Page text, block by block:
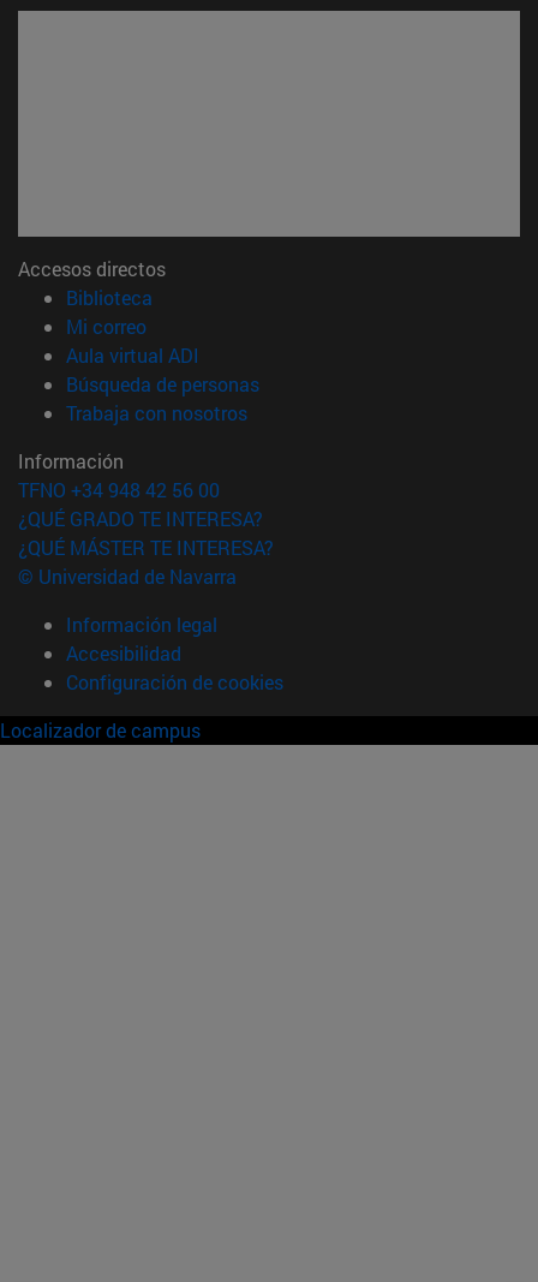
Accesos directos
Biblioteca
Mi correo(abre en nueva ventana)
Aula virtual ADI
Búsqueda de personas(abre en nueva ventana)
Trabaja con nosotros(abre en nueva ventana)
Información
TFNO +34 948 42 56 00
¿QUÉ GRADO TE INTERESA?
¿QUÉ MÁSTER TE INTERESA?
© Universidad de Navarra
Información legal
Accesibilidad
Configuración de cookies
Localizador de campus